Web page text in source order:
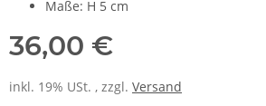
Maße: H 5 cm
36,00 €
inkl. 19% USt. , zzgl. Versand